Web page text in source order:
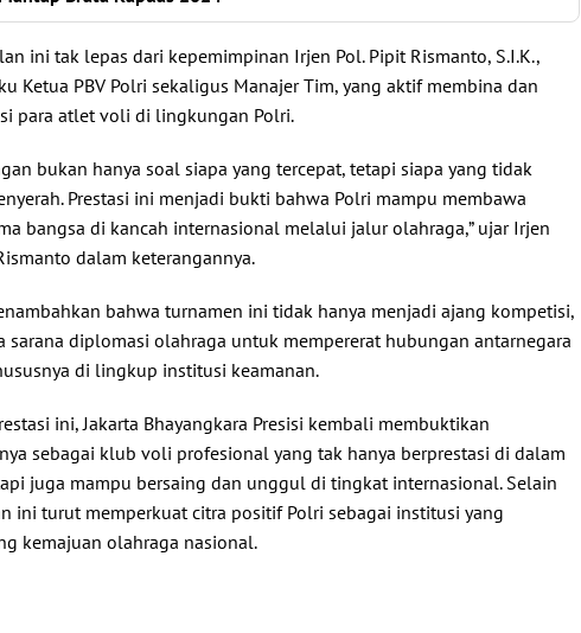
ini tak lepas dari kepemimpinan Irjen Pol. Pipit Rismanto, S.I.K.,
Ketua PBV Polri sekaligus Manajer Tim, yang aktif membina dan
para atlet voli di lingkungan Polri.
bukan hanya soal siapa yang tercepat, tetapi siapa yang tidak
Prestasi ini menjadi bukti bahwa Polri mampu membawa
bangsa di kancah internasional melalui jalur olahraga,” ujar Irjen
dalam keterangannya.
bahwa turnamen ini tidak hanya menjadi ajang kompetisi,
sarana diplomasi olahraga untuk mempererat hubungan antarnegara
di lingkup institusi keamanan.
ini, Jakarta Bhayangkara Presisi kembali membuktikan
sebagai klub voli profesional yang tak hanya berprestasi di dalam
juga mampu bersaing dan unggul di tingkat internasional. Selain
ini turut memperkuat citra positif Polri sebagai institusi yang
kemajuan olahraga nasional.